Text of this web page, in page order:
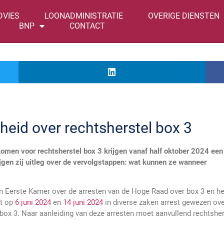
LOONADMINISTRATIE
OVERIGE DIENSTEN
BNP
CONTACT
over rechtsherstel box 3
voor rechtsherstel box 3 krijgen vanaf half oktober 2024 een
zij uitleg over de vervolgstappen: wat kunnen ze wanneer
Kamer over de arresten van de Hoge Raad over box 3 en
op 6 juni 2024 en 14 juni 2024 in diverse zaken arrest gewezen
3. Naar aanleiding van deze arresten moet aanvullend